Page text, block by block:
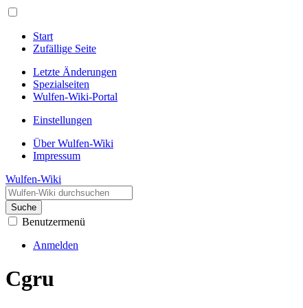
Start
Zufällige Seite
Letzte Änderungen
Spezialseiten
Wulfen-Wiki-Portal
Einstellungen
Über Wulfen-Wiki
Impressum
Wulfen-Wiki
Suche
Benutzermenü
Anmelden
Cgru